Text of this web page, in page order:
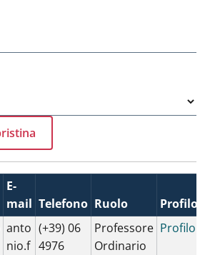
E-
mail Telefono Ruolo
Profilo
anto
nio.f
(+39) 06
4976
Professore
Ordinario
Profilo